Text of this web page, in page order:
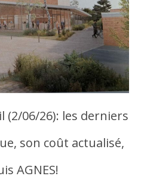
(2/06/26): les derniers
son coût actualisé,
AGNES!